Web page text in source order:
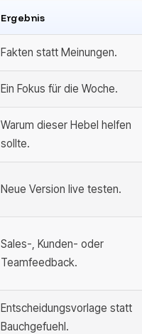
Ergebnis
Fakten statt Meinungen.
Ein Fokus für die Woche.
Warum dieser Hebel helfen
sollte.
Neue Version live testen.
Sales-, Kunden- oder
Teamfeedback.
Entscheidungsvorlage statt
Bauchgefuehl.